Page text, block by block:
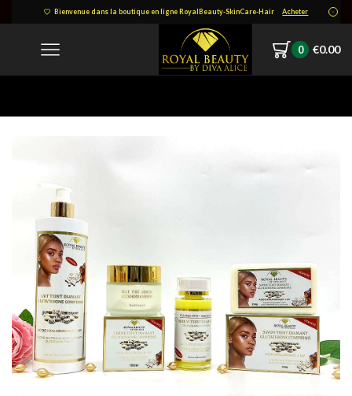
Bienvenue dans la boutique en ligne RoyalBeauty-SkinCare-Hair Acheter
0 €0.00